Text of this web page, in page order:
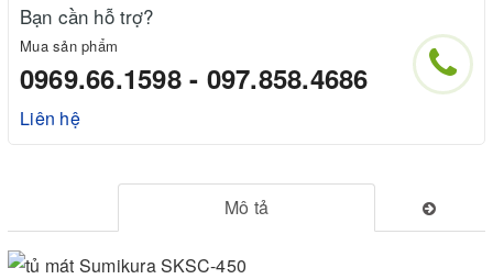
Bạn cần hỗ trợ?
Mua sản phẩm
0969.66.1598 - 097.858.4686
Liên hệ
Mô tả